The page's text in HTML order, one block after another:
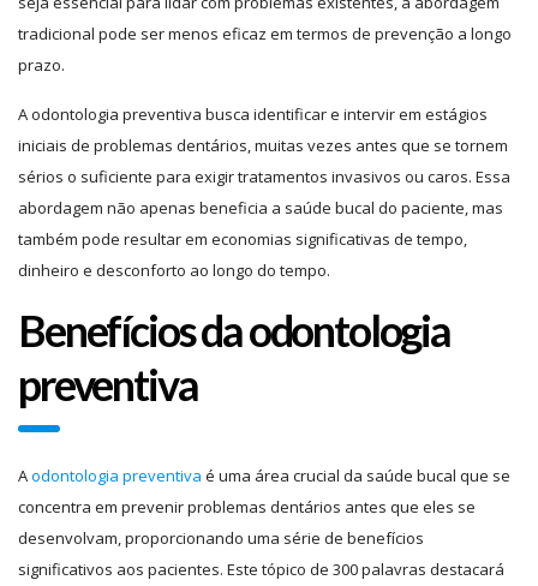
tradicional pode ser menos eficaz em termos de prevenção a longo
prazo.
A odontologia preventiva busca identificar e intervir em estágios
iniciais de problemas dentários, muitas vezes antes que se tornem
sérios o suficiente para exigir tratamentos invasivos ou caros. Essa
abordagem não apenas beneficia a saúde bucal do paciente, mas
também pode resultar em economias significativas de tempo,
dinheiro e desconforto ao longo do tempo.
Benefícios da odontologia
preventiva
Aodontologia preventiva é uma área crucial da saúde bucal que se
concentra em prevenir problemas dentários antes que eles se
desenvolvam, proporcionando uma série de benefícios
significativos aos pacientes. Este tópico de 300 palavras destacará